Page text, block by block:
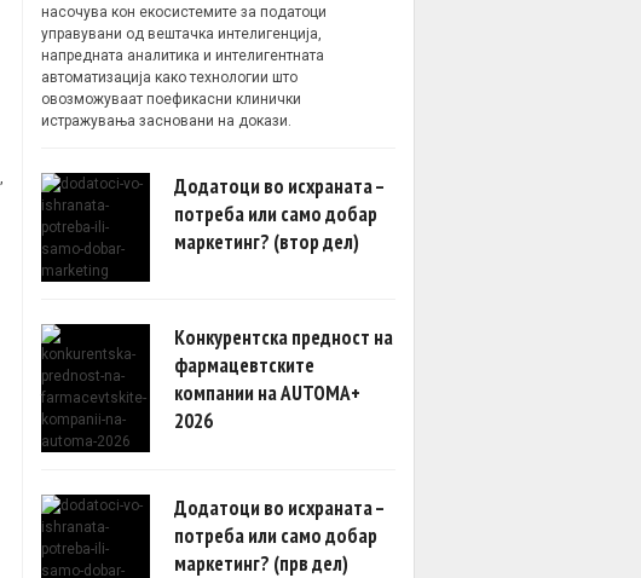
насочува кон екосистемите за податоци
управувани од вештачка интелигенција,
напредната аналитика и интелигентната
автоматизација како технологии што
овозможуваат поефикасни клинички
истражувања засновани на докази.
Додатоци во исхраната –
потреба или само добар
маркетинг? (втор дел)
Конкурентска предност на
фармацевтските
компании на AUTOMA+
2026
Додатоци во исхраната –
потреба или само добар
маркетинг? (прв дел)